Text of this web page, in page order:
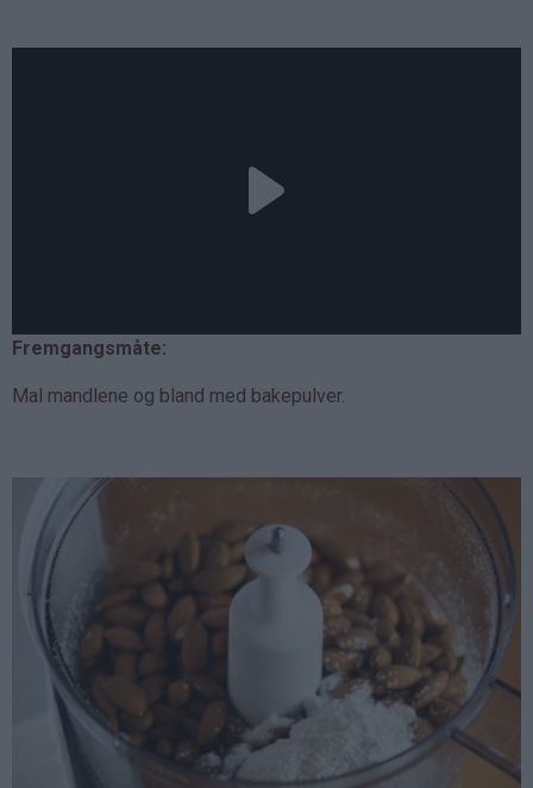
Fremgangsmåte:
Mal mandlene og bland med bakepulver.